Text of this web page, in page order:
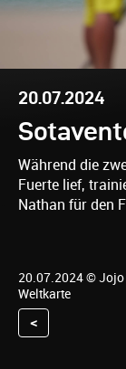
20.07.2024
Während die
Fuerte lief,
Nathan für den
20.07.2024 ©Jojo
Weltkarte
<